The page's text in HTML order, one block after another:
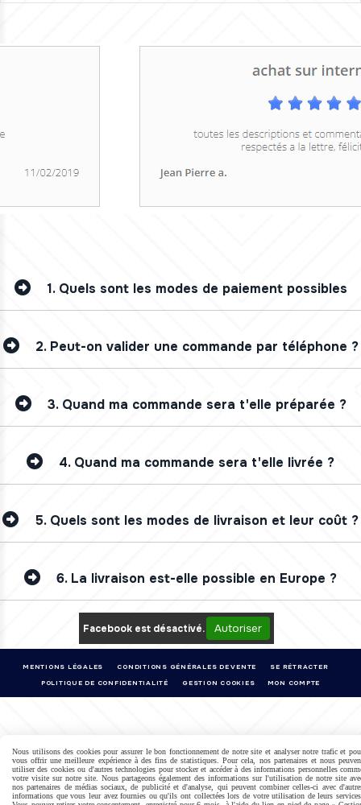
1. Quels sont les modes de paiement possibles
2. Peut-on valider une commande par téléphone ?
3. Quand ma commande sera t'elle préparée ?
4. Quand ma commande sera t'elle livrée ?
5. Quels sont les modes de livraison et leur coût ?
6. La livraison est-elle possible en Europe ?
Facebook est désactivé. Autoriser
MENTIONS LÉGALES CONDITIONS GÉNÉRALES DE VENTE
SE RÉTRACTER
POLITIQUE DE CONFIDENTIALITÉ
GESTION COOKIES MON COMPTE
Nous utilisons des cookies pour assurer le bon fonctionnement de notre site et analyser notre trafic et
vous offrir une meilleure expérience à des fins de statistiques. Pour cela, nos partenaires et nous
utiliser des cookies ou d'autres technologies pour stocker et accéder à des informations personnelles
votre visite sur notre site. Nous partageons également des informations sur l'utilisation de notre site
nos partenaires de médias sociaux, de publicité et d'analyse, qui peuvent combiner celles-ci avec
informations que vous leur avez fournies ou qu'ils ont collectées lors de votre utilisation de leurs